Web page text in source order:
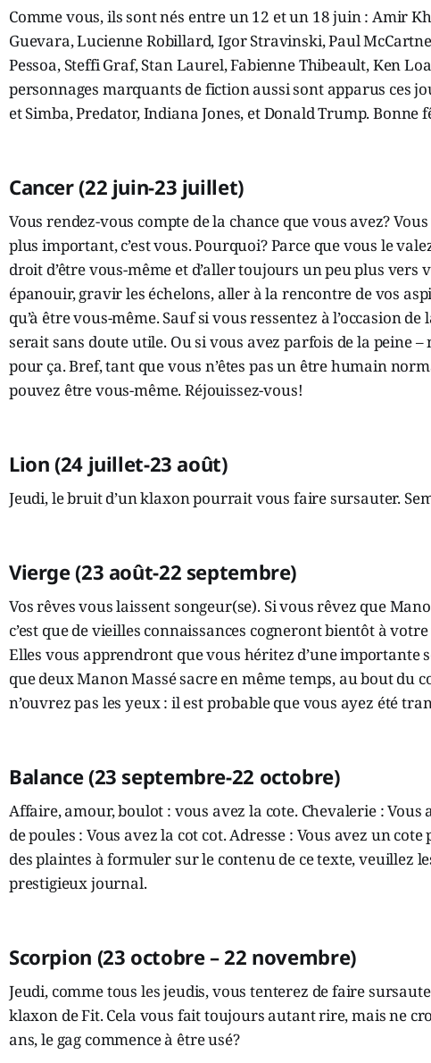
Comme vous, ils sont nés entre un 12 et un 18 juin : Amir
Guevara, Lucienne Robillard, Igor Stravinski, Paul
Pessoa, Steffi Graf, Stan Laurel, Fabienne Thibeault, Ken
personnages marquants de fiction aussi sont apparus ces
et Simba, Predator, Indiana Jones, et Donald Trump. Bonne
Cancer (22 juin-23 juillet)
Vous rendez-vous compte de la chance que vous avez?
plus important, c’est vous. Pourquoi? Parce que vous le
droit d’être vous-même et d’aller toujours un peu plus vers
épanouir, gravir les échelons, aller à la rencontre de vos
qu’à être vous-même. Sauf si vous ressentez à l’occasion
serait sans doute utile. Ou si vous avez parfois de la peine
pour ça. Bref, tant que vous n’êtes pas un être humain
pouvez être vous-même. Réjouissez-vous!
Lion (24 juillet-23 août)
Jeudi, le bruit d’un klaxon pourrait vous faire sursauter.
Vierge (23 août-22 septembre)
Vos rêves vous laissent songeur(se). Si vous rêvez que
c’est que de vieilles connaissances cogneront bientôt à
Elles vous apprendront que vous héritez d’une importante
que deux Manon Massé sacre en même temps, au bout du
n’ouvrez pas les yeux : il est probable que vous ayez été
Balance (23 septembre-22 octobre)
Affaire, amour, boulot : vous avez la cote. Chevalerie : Vous
de poules : Vous avez la cot cot. Adresse : Vous avez un
des plaintes à formuler sur le contenu de ce texte, veuillez
prestigieux journal.
Scorpion (23 octobre – 22 novembre)
Jeudi, comme tous les jeudis, vous tenterez de faire
klaxon de Fit. Cela vous fait toujours autant rire, mais ne
ans, le gag commence à être usé?